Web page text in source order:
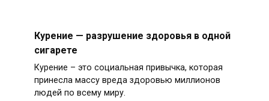
Курение — разрушение здоровья в одной
сигарете
Курение – это социальная привычка, которая
принесла массу вреда здоровью миллионов
людей по всему миру.